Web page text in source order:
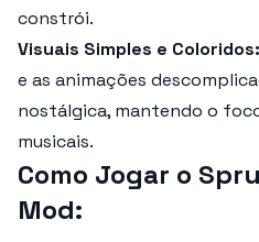
constrói.
Visuais Simples e Coloridos:
e as animações
nostálgica, mantendo o
musicais.
Como Jogar o
Mod: